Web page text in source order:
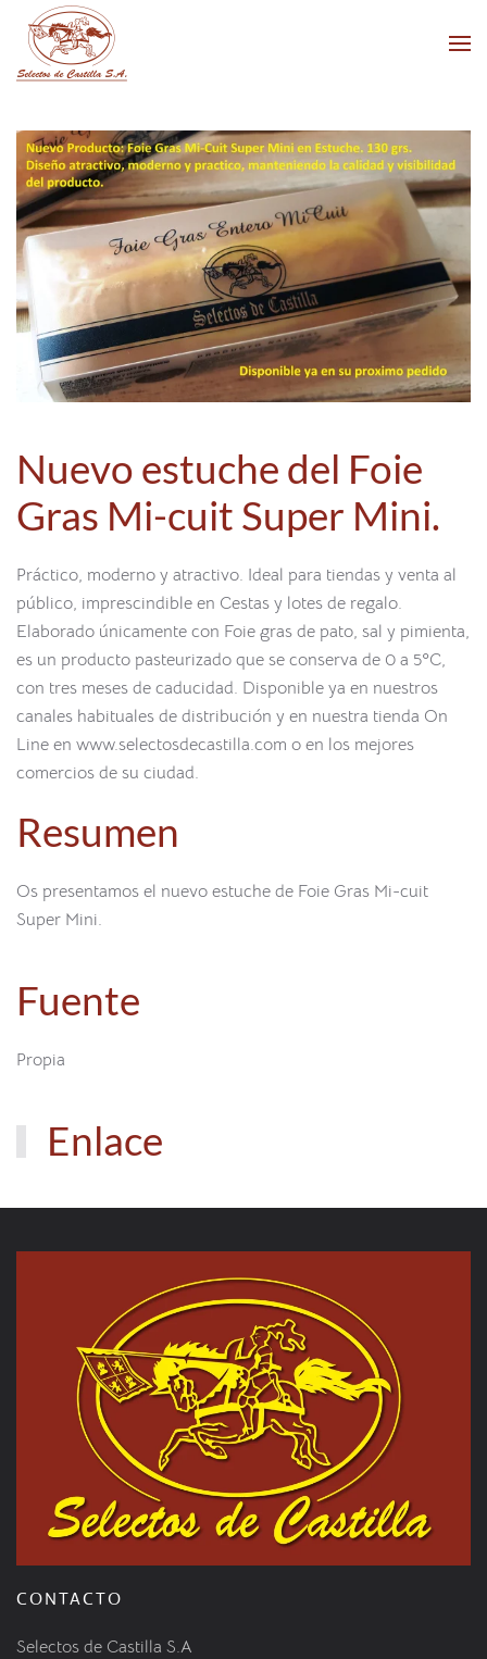
Skip to main content
Nuevo estuche del Foie
Gras Mi-cuit Super Mini.
Práctico, moderno y atractivo. Ideal para tiendas y venta al
público, imprescindible en Cestas y lotes de regalo.
Elaborado únicamente con Foie gras de pato, sal y pimienta,
es un producto pasteurizado que se conserva de 0 a 5ºC,
con tres meses de caducidad. Disponible ya en nuestros
canales habituales de distribución y en nuestra tienda On
Line en www.selectosdecastilla.com o en los mejores
comercios de su ciudad.
Resumen
Os presentamos el nuevo estuche de Foie Gras Mi-cuit
Super Mini.
Fuente
Propia
Enlace
CONTACTO
Selectos de Castilla S.A